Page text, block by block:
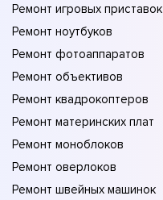
Ремонт игровых приставок
Ремонт ноутбуков
Ремонт фотоаппаратов
Ремонт объективов
Ремонт квадрокоптеров
Ремонт материнских плат
Ремонт моноблоков
Ремонт оверлоков
Ремонт швейных машинок